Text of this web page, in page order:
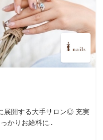
展開する大手サロン◎ 充実
かりお給料に...